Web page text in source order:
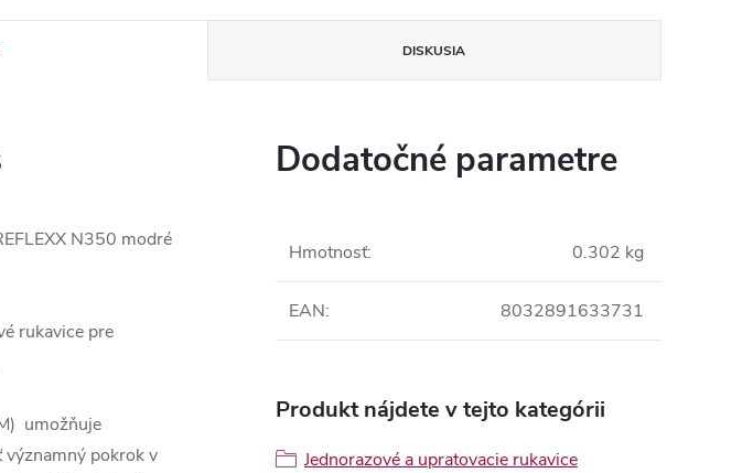
DISKUSIA
N350 modré
rukavice pre
umožňuje
pokrok v
Dodatočné parametre
Hmotnosť: 0.302 kg
EAN: 8032891633731
Produkt nájdete v tejto kategórii
Jednorazové a upratovacie rukavice